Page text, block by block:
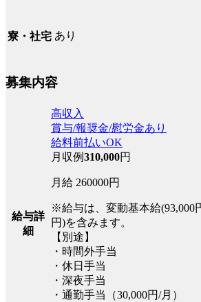
寮・社宅 あり
募集内容
給与詳
細
高収入
賞与/報奨金/慰労金あり
給料前払いOK
月収例310,000円
月給 260000円
※給与は、変動基本給(93,000
円)を含みます。
【別途】
・時間外手当
・休日手当
・深夜手当
・通勤手当（30,000円/月）